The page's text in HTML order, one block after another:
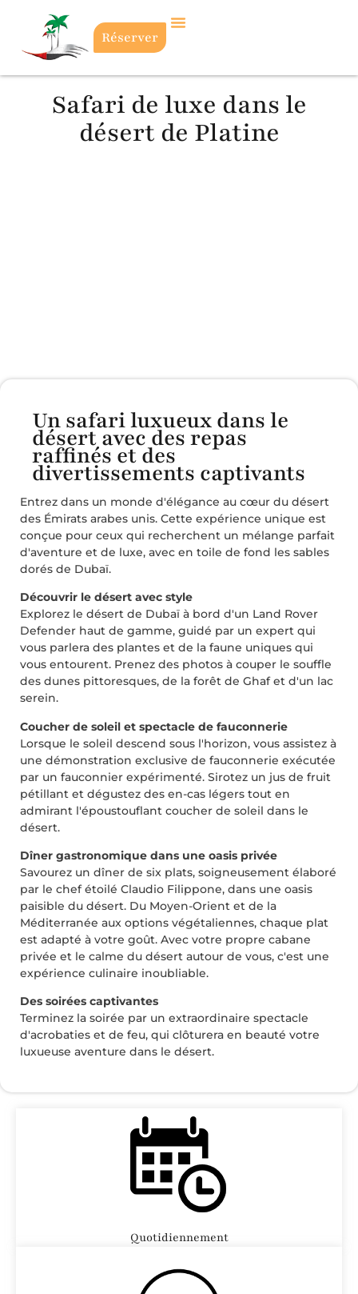
Réserver
Safari de luxe dans le
désert de Platine
Un safari luxueux dans le
désert avec des repas
raffinés et des
divertissements captivants
Entrez dans un monde d'élégance au cœur du désert
des Émirats arabes unis. Cette expérience unique est
conçue pour ceux qui recherchent un mélange parfait
d'aventure et de luxe, avec en toile de fond les sables
dorés de Dubaï.
Découvrir le désert avec style
Explorez le désert de Dubaï à bord d'un Land Rover
Defender haut de gamme, guidé par un expert qui
vous parlera des plantes et de la faune uniques qui
vous entourent. Prenez des photos à couper le souffle
des dunes pittoresques, de la forêt de Ghaf et d'un lac
serein.
Coucher de soleil et spectacle de fauconnerie
Lorsque le soleil descend sous l'horizon, vous assistez à
une démonstration exclusive de fauconnerie exécutée
par un fauconnier expérimenté. Sirotez un jus de fruit
pétillant et dégustez des en-cas légers tout en
admirant l'époustouflant coucher de soleil dans le
désert.
Dîner gastronomique dans une oasis privée
Savourez un dîner de six plats, soigneusement élaboré
par le chef étoilé Claudio Filippone, dans une oasis
paisible du désert. Du Moyen-Orient et de la
Méditerranée aux options végétaliennes, chaque plat
est adapté à votre goût. Avec votre propre cabane
privée et le calme du désert autour de vous, c'est une
expérience culinaire inoubliable.
Des soirées captivantes
Terminez la soirée par un extraordinaire spectacle
d'acrobaties et de feu, qui clôturera en beauté votre
luxueuse aventure dans le désert.
Quotidiennement